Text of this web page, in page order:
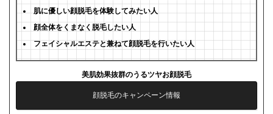
肌に優しい顔脱毛を体験してみたい人
顔全体をくまなく脱毛したい人
フェイシャルエステと兼ねて顔脱毛を行いたい人
美肌効果抜群のうるツヤお顔脱毛
顔脱毛のキャンペーン情報